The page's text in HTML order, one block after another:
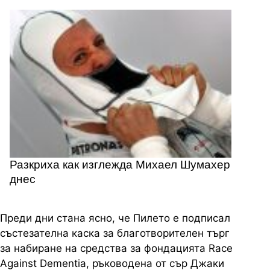
Разкриха как изглежда Михаел Шумахер
днес
Преди дни стана ясно, че Пилето е подписал
състезателна каска за благотворителен търг
за набиране на средства за фондацията Race
Against Dementia, ръководена от сър Джаки